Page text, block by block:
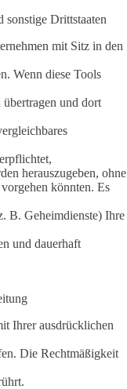
Drittstaaten
mit Sitz in den
Wenn diese Tools
übertragen und dort
herauszugeben, ohne
könnten. Es
B. Geheimdienste) Ihre
und dauerhaft
Ihrer ausdrücklichen
Die Rechtmäßigkeit